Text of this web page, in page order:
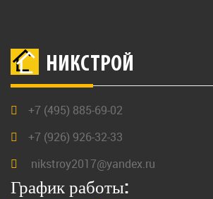
НИКСТРОЙ
+7 (495) 885-69-02
+7 (926) 926-32-33
nikstroy2017@yandex.ru
График работы: